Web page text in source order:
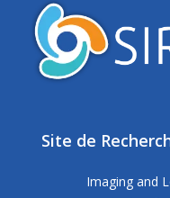
Site de
Imaging and